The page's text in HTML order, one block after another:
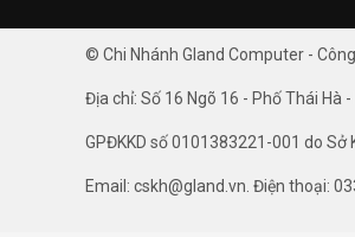
© Chi Nhánh Gland Computer -
Địa chỉ: Số 16 Ngõ 16 - Phố Thái Hà
GPĐKKD số 0101383221-001 do
Email: cskh@gland.vn. Điện thoại: